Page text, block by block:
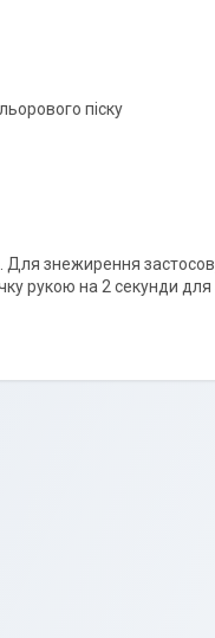
піску
знежирення
рукою на 2 секунди